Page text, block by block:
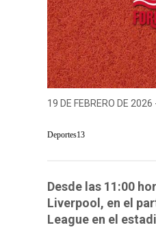
19 DE FEBRERO DE 2026
Deportes13
Desde las 11:00
Liverpool, en el
League en el